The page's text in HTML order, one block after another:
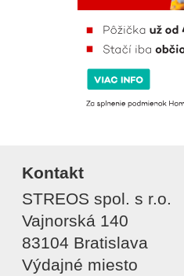
Kontakt
STREOS spol. s r.o.
Vajnorská 140
83104 Bratislava
Výdajné miesto